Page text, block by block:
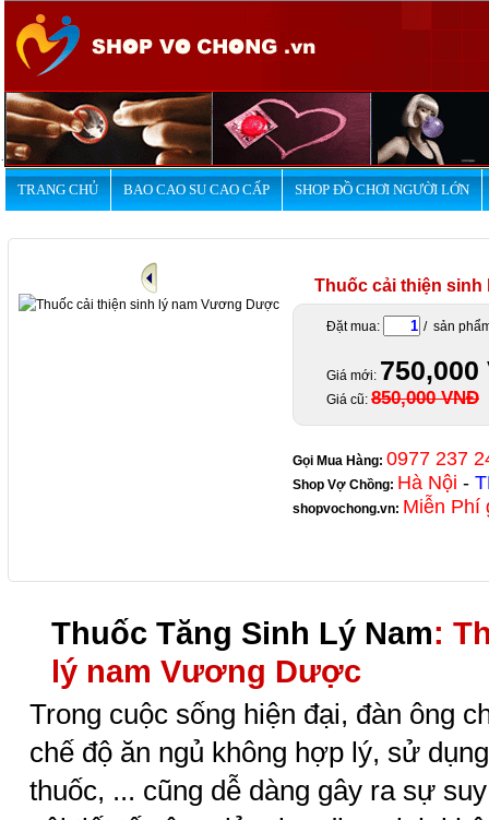
TRANG CHỦ BAO CAO SU CAO CẤP SHOP ĐỒ CHƠI NGƯỜI LỚN
Thuốc cải thiện
Đặt mua: / sản
Giá mới: 750,000
Giá cũ: 850,000 VNĐ
Gọi Mua Hàng: 0977 237
Shop Vợ Chồng: Hà Nội -
shopvochong.vn: Miễn Phí
Thuốc Tăng Sinh Lý Nam:
lý nam Vương Dược
Trong cuộc sống hiện đại, đàn ông
chế độ ăn ngủ không hợp lý, sử
thuốc, ... cũng dễ dàng gây ra sự